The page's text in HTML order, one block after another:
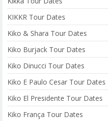
KIKKR Tour Dates
Kiko & Shara Tour Dates
Kiko Burjack Tour Dates
Kiko Dinucci Tour Dates
Kiko E Paulo Cesar Tour Dates
Kiko El Presidente Tour Dates
Kiko França Tour Dates